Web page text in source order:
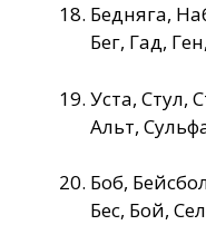
Бедняга,
Бег, Гад,
Уста, Стул,
Альт,
Боб,
Бес, Бой,